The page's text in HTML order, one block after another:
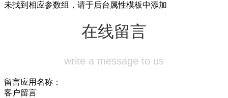
未找到相应参数组，请于后台属性模板中添加
在线留言
write a message to us
留言应用名称：
客户留言